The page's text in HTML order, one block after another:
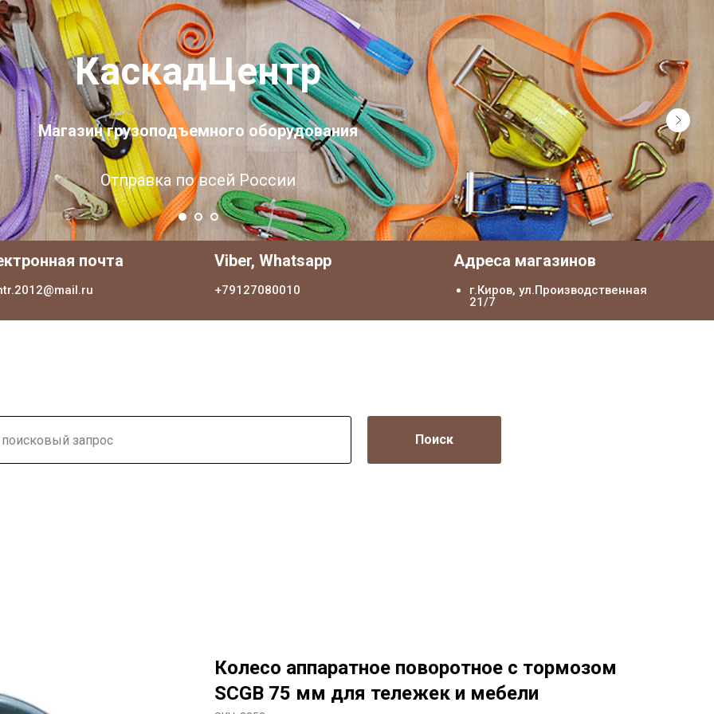
КаскадЦентр
Магазин грузоподъемного оборудования
Отправка по всей России
почта Viber, Whatsapp
+79127080010
Адреса магазинов
г.Киров, ул.Производственная
21/7
Поиск
Колесо аппаратное поворотное с тормозом
SCGB 75 мм для тележек и мебели